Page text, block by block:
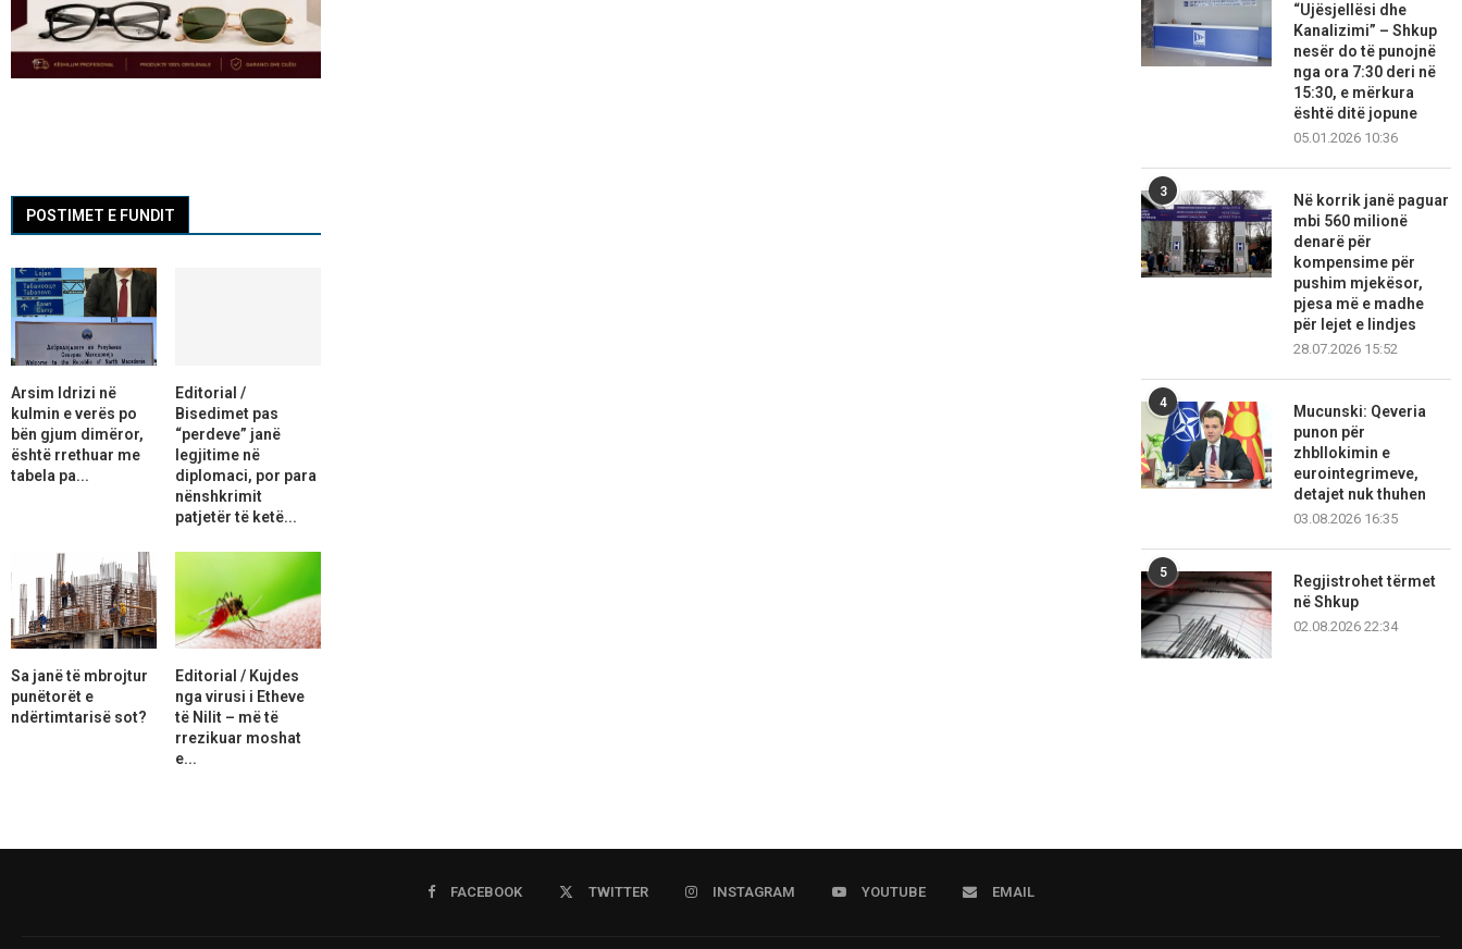
“Ujësjellësi dhe
Kanalizimi” – Shkup
nesër do të punojnë
nga ora 7:30 deri në
15:30, e mërkura
është ditë jopune
05.01.2026 10:36
3
Në korrik janë paguar
mbi 560 milionë
denarë për
kompensime për
pushim mjekësor,
pjesa më e madhe
për lejet e lindjes
28.07.2026 15:52
4
Mucunski: Qeveria
punon për
zhbllokimin e
eurointegrimeve,
detajet nuk thuhen
03.08.2026 16:35
5
Regjistrohet tërmet
në Shkup
02.08.2026 22:34
POSTIMET E FUNDIT
Arsim Idrizi në
kulmin e verës po
bën gjum dimëror,
është rrethuar me
tabela pa...
Editorial /
Bisedimet pas
“perdeve” janë
legjitime në
diplomaci, por para
nënshkrimit
patjetër të ketë...
Sa janë të mbrojtur
punëtorët e
ndërtimtarisë sot?
Editorial / Kujdes
nga virusi i Etheve
të Nilit – më të
rrezikuar moshat
e...
FACEBOOK TWITTER INSTAGRAM YOUTUBE EMAIL